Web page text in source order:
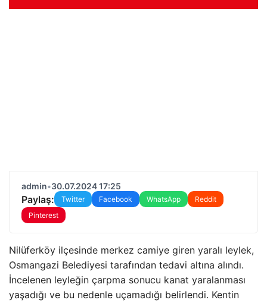
admin•30.07.2024 17:25
Paylaş: Twitter Facebook WhatsApp
Reddit
Pinterest
Nilüferköy ilçesinde merkez camiye giren yaralı leylek,
Osmangazi Belediyesi tarafından tedavi altına alındı.
İncelenen leyleğin çarpma sonucu kanat yaralanması
yaşadığı ve bu nedenle uçamadığı belirlendi. Kentin